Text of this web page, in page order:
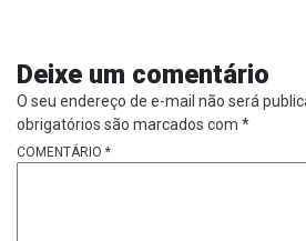
Deixe um comentário
O seu endereço de e-mail não será
obrigatórios são marcados com *
COMENTÁRIO *